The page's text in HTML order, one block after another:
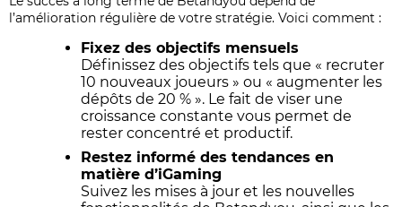
l’amélioration régulière de votre stratégie. Voici comment :
Fixez des objectifs mensuels
Définissez des objectifs tels que « recruter
10 nouveaux joueurs » ou « augmenter les
dépôts de 20 % ». Le fait de viser une
croissance constante vous permet de
rester concentré et productif.
Restez informé des tendances en
matière d’iGaming
Suivez les mises à jour et les nouvelles